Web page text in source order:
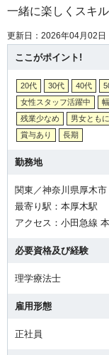
一緒に楽しくスキ
更新日：2026年04月02日 │
ここがポイント!
20代 30代 40代
女性スタッフ活躍中
残業少なめ
男女とも
賞与あり
長期
勤務地
関東／神奈川県厚木市
最寄り駅：本厚木駅
アクセス：小田急線
必要資格及び経験
理学療法士
雇用形態
正社員